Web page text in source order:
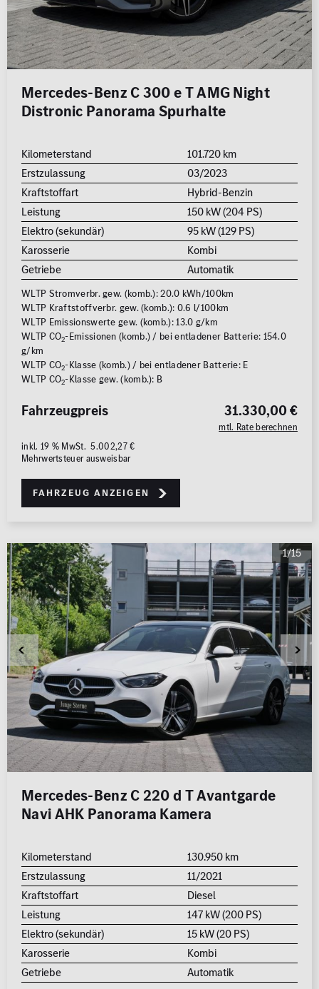
Mercedes-Benz C 300 e T AMG Night
Distronic Panorama Spurhalte
Kilometerstand
101.720 km
Erstzulassung
03/2023
Kraftstoffart
Hybrid-Benzin
Leistung
150 kW (204 PS)
Elektro (sekundär)
95 kW (129 PS)
Karosserie
Kombi
Getriebe
Automatik
WLTP Stromverbr. gew. (komb.): 20.0 kWh/100km
WLTP Kraftstoffverbr. gew. (komb.): 0.6 l/100km
WLTP Emissionswerte gew. (komb.): 13.0 g/km
WLTP CO2-Emissionen (komb.) / bei entladener Batterie: 154.0
g/km
WLTP CO2-Klasse (komb.) / bei entladener Batterie: E
WLTP CO2-Klasse gew. (komb.): B
31.330,00 €
mtl. Rate berechnen
Fahrzeugpreis
inkl. 19 % MwSt. 5.002,27 €
Mehrwertsteuer ausweisbar
Fahrzeug anzeigen
1/15
Mercedes-Benz C 220 d T Avantgarde
Navi AHK Panorama Kamera
Kilometerstand
130.950 km
Erstzulassung
11/2021
Kraftstoffart
Diesel
Leistung
147 kW (200 PS)
Elektro (sekundär)
15 kW (20 PS)
Karosserie
Kombi
Getriebe
Automatik